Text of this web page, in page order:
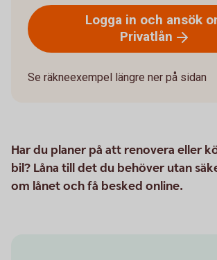
Logga in och ansök
Privatlån
Se räkneexempel längre ner på sidan
Har du planer på att renovera eller
bil? Låna till det du behöver utan
om lånet och få besked online.